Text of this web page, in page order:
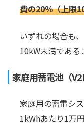
費の20％（上限
いずれの場合も
10kW未満である
家庭用蓄電池（
家庭用の蓄電シ
1kWhあたり1万